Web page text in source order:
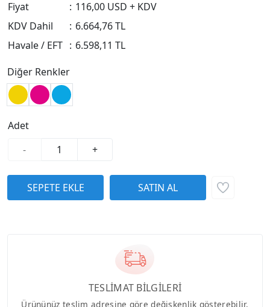
Fiyat : 116,00 USD + KDV
KDV Dahil
: 6.664,76 TL
Havale / EFT : 6.598,11 TL
Diğer Renkler
Adet
-
+
TESLİMAT BİLGİLERİ
Ürününüz teslim adresine göre değişkenlik gösterebilir.